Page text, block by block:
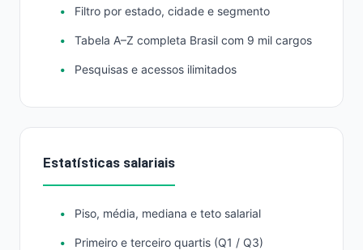
Filtro por estado, cidade e segmento
Tabela A–Z completa Brasil com 9 mil cargos
Pesquisas e acessos ilimitados
Estatísticas salariais
Piso, média, mediana e teto salarial
Primeiro e terceiro quartis (Q1 / Q3)